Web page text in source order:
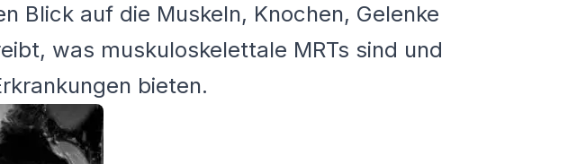
Blick auf die Muskeln, Knochen, Gelenke
was muskuloskelettale MRTs sind und
bieten.